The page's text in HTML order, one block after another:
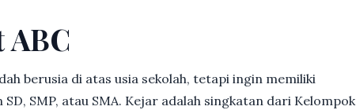
ABC
berusia di atas usia sekolah, tetapi ingin memiliki
SMP, atau SMA. Kejar adalah singkatan dari Kelompok